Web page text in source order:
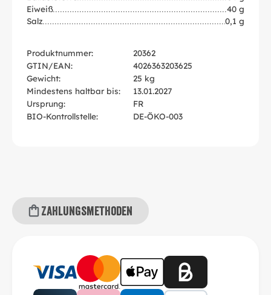
Eiweiß
40 g
Salz
0,1 g
Produktnummer:
20362
GTIN/EAN:
4026363203625
Gewicht:
25 kg
Mindestens haltbar bis:
13.01.2027
Ursprung:
FR
BIO-Kontrollstelle:
DE-ÖKO-003
Zahlungsmethoden